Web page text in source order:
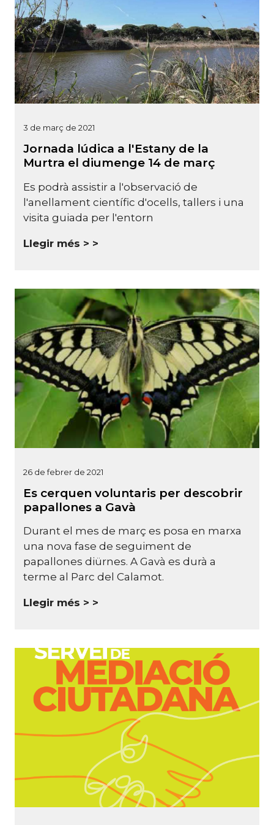
3 de març de 2021
Jornada lúdica a l'Estany de la
Murtra el diumenge 14 de març
Es podrà assistir a l'observació de
l'anellament científic d'ocells, tallers i una
visita guiada per l'entorn
Llegir més >
26 de febrer de 2021
Es cerquen voluntaris per descobrir
papallones a Gavà
Durant el mes de març es posa en marxa
una nova fase de seguiment de
papallones diürnes. A Gavà es durà a
terme al Parc del Calamot.
Llegir més >